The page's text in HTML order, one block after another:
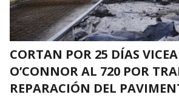
CORTAN POR 25 DÍAS
O’CONNOR AL 720 POR
REPARACIÓN DEL